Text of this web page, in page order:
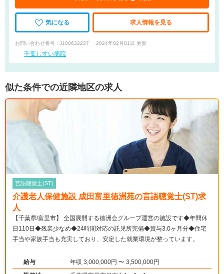
気になる 求人情報を見る
お問い合わせ番号 : J100632237 2024年02月01日 更新
千葉しすい病院
似た条件での近隣地区の求人
言語聴覚士(ST)
介護老人保健施設 成田富里徳洲苑の言語聴覚士(ST)求
人
【千葉県/富里市】 全国展開する徳洲会グループ運営の施設です◆年間休
日110日◆残業少なめ◆24時間対応の託児所完備◆賞与3.0ヶ月分◆住宅
手当や家族手当も充実しており、安定した就業環境が整っています。
給与
年収 3,000,000円 〜 3,500,000円